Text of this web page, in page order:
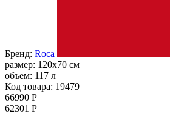
Бренд: Roca
размер: 120x70 см
объем: 117 л
Код товара: 19479
66990 Р
62301 Р